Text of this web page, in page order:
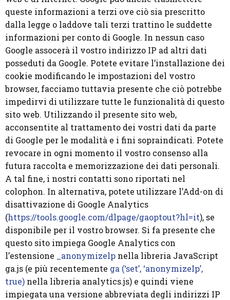
queste informazioni a terzi ove ciò sia prescritto
dalla legge o laddove tali terzi trattino le suddette
informazioni per conto di Google. In nessun caso
Google assocerà il vostro indirizzo IP ad altri dati
posseduti da Google. Potete evitare l’installazione dei
cookie modificando le impostazioni del vostro
browser, facciamo tuttavia presente che ciò potrebbe
impedirvi di utilizzare tutte le funzionalità di questo
sito web. Utilizzando il presente sito web,
acconsentite al trattamento dei vostri dati da parte
di Google per le modalità e i fini sopraindicati. Potete
revocare in ogni momento il vostro consenso alla
futura raccolta e memorizzazione dei dati personali.
A tal fine, i nostri contatti sono riportati nel
colophon. In alternativa, potete utilizzare l’Add-on di
disattivazione di Google Analytics
(https://tools.google.com/dlpage/gaoptout?hl=it), se
disponibile per il vostro browser. Si fa presente che
questo sito impiega Google Analytics con
l’estensione
_anonymizelp nella libreria JavaScript
ga.js (e più recentemente ga (‘set’, ‘anonymizeIp’,
true) nella libreria analytics.js) e quindi viene
impiegata una versione abbreviata degli indirizzi IP